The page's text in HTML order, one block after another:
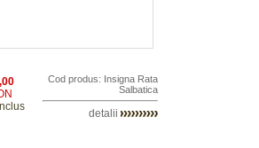
Cod produs: Insigna Rata
Salbatica
detalii